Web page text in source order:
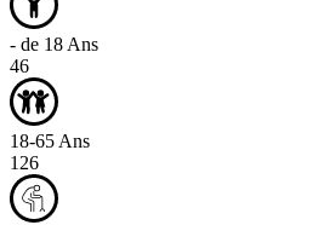
- de 18 Ans
46
18-65 Ans
126